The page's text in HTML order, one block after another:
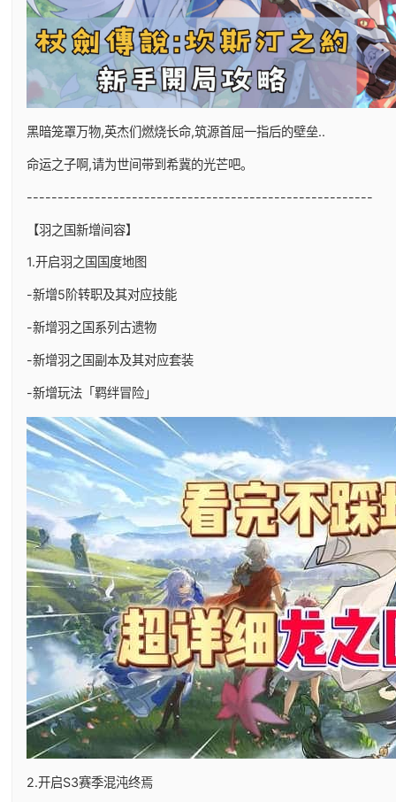
黑暗笼罩万物,英杰们燃烧长命,筑源首屈一指后的壁垒..
命运之子啊,请为世间带到希冀的光芒吧。
--------------------------------------------------------
【羽之国新增间容】
1.开启羽之国国度地图
-新增5阶转职及其对应技能
-新增羽之国系列古遗物
-新增羽之国副本及其对应套装
-新增玩法「羁绊冒险」
2.开启S3赛季混沌终焉